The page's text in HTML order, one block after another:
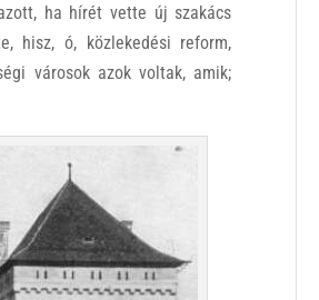
ha hírét vette új szakács
hisz, ó, közlekedési reform,
városok azok voltak, amik;